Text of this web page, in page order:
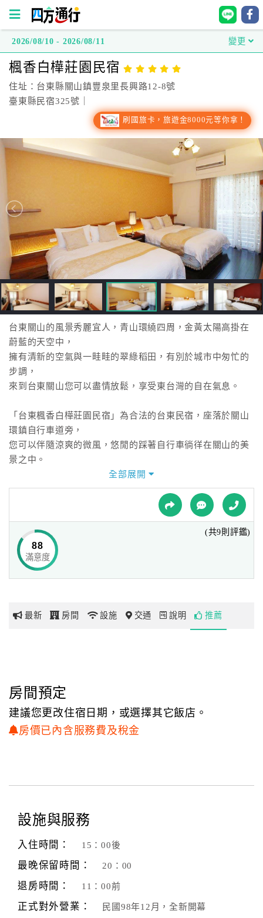
方
通
行
房
直
接
跟
飯
店
訂
房
HOT
特
民
宿
球
網
玩
地
圖
顧
顧
客
滿
度
訂
2026/08/10 - 2026/08/11 變更
楓香白樺莊園民宿
住址：台東縣關山鎮豐泉里長興路12-8號
臺東縣民宿325號｜
刷國旅卡，旅遊金8000元等你拿！
台東關山的風景秀麗宜人，青山環繞四周，金黃太陽高掛在
蔚藍的天空中，
擁有清新的空氣與一畦畦的翠綠稻田，有別於城市中匆忙的
步調，
來到台東關山您可以盡情放鬆，享受東台灣的自在氣息。
「台東楓香白樺莊園民宿」為合法的台東民宿，座落於關山
環鎮自行車道旁，
您可以伴隨涼爽的微風，悠閒的踩著自行車徜徉在關山的美
景之中。
前方可一覽關山鎮的全景，可遠眺海洋山脈，
悠閒的坐在「楓香白樺莊園民宿」裡，
透過窗外看見遠處的山脈和一望無際的農田，隨著時間的變
滿天的彩霞換上黑夜裡的星斗，美麗的景緻盡收眼底。
累了可以在歐式典雅的房間內，伴著窗外美妙的大自然音
樂，
全部展開
88
滿意度
(共9則評鑑)
最新 房間 設施 交通 說明 推薦
房間預定
建議您更改住宿日期，或選擇其它飯店。
房價已內含服務費及稅金
設施與服務
入住時間： 15：00後
最晚保留時間： 20：00
退房時間： 11：00前
正式對外營業： 民國98年12月，全新開幕